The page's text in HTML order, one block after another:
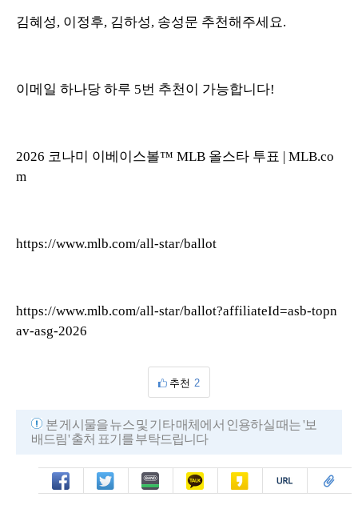
김혜성, 이정후, 김하성, 송성문 추천해주세요.
이메일 하나당 하루 5번 추천이 가능합니다!
2026 코나미 이베이스볼™ MLB 올스타 투표 | MLB.co
m
https://www.mlb.com/all-star/ballot
https://www.mlb.com/all-star/ballot?affiliateId=asb-topn
av-asg-2026
추천 2
본 게시물을 뉴스 및 기타 매체에서 인용하실 때는 '보
배드림' 출처 표기를 부탁드립니다
페북 트윗 밴드 카톡 카스 복사 스크랩